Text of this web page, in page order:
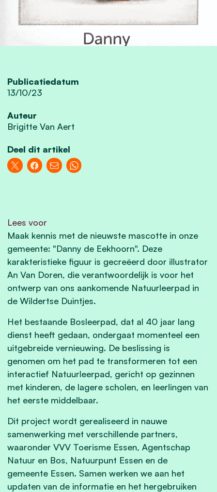
Publicatiedatum
13/10/23
Auteur
Brigitte Van Aert
Deel dit artikel
Lees voor
Maak kennis met de nieuwste mascotte in onze
gemeente: "Danny de Eekhoorn". Deze
karakteristieke figuur is gecreëerd door illustrator
An Van Doren, die verantwoordelijk is voor het
ontwerp van ons aankomende Natuurleerpad in
de Wildertse Duintjes.
Het bestaande Bosleerpad, dat al 40 jaar lang
dienst heeft gedaan, ondergaat momenteel een
uitgebreide vernieuwing. De beslissing is
genomen om het pad te transformeren tot een
interactief Natuurleerpad, gericht op gezinnen
met kinderen, de lagere scholen, en leerlingen van
het eerste middelbaar.
Dit project wordt gerealiseerd in nauwe
samenwerking met verschillende partners,
waaronder VVV Toerisme Essen, Agentschap
Natuur en Bos, Natuurpunt Essen en de
gemeente Essen. Samen werken we aan het
updaten van de informatie en het hergebruiken